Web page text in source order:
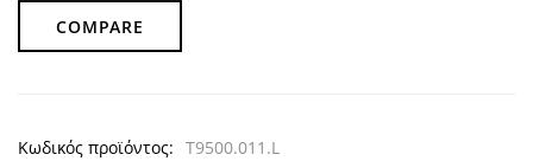
COMPARE
Κωδικός προϊόντος: T9500.011.L